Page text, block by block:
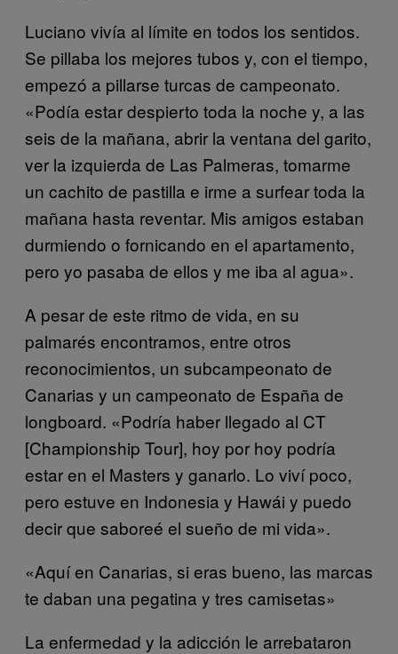
Luciano vivía al límite en todos los sentidos.
Se pillaba los mejores tubos y, con el tiempo,
empezó a pillarse turcas de campeonato.
«Podía estar despierto toda la noche y, a las
seis de la mañana, abrir la ventana del garito,
ver la izquierda de Las Palmeras, tomarme
un cachito de pastilla e irme a surfear toda la
mañana hasta reventar. Mis amigos estaban
durmiendo o fornicando en el apartamento,
pero yo pasaba de ellos y me iba al agua».
A pesar de este ritmo de vida, en su
palmarés encontramos, entre otros
reconocimientos, un subcampeonato de
Canarias y un campeonato de España de
longboard. «Podría haber llegado al CT
[Championship Tour], hoy por hoy podría
estar en el Masters y ganarlo. Lo viví poco,
pero estuve en Indonesia y Hawái y puedo
decir que saboreé el sueño de mi vida».
«Aquí en Canarias, si eras bueno, las marcas
te daban una pegatina y tres camisetas»
La enfermedad y la adicción le arrebataron